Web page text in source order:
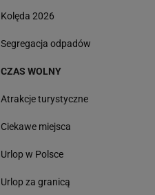
Kolęda 2026
Segregacja odpadów
CZAS WOLNY
Atrakcje turystyczne
Ciekawe miejsca
Urlop w Polsce
Urlop za granicą